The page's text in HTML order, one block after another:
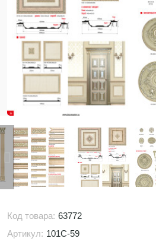
Код товара: 63772
Артикул: 101C-59